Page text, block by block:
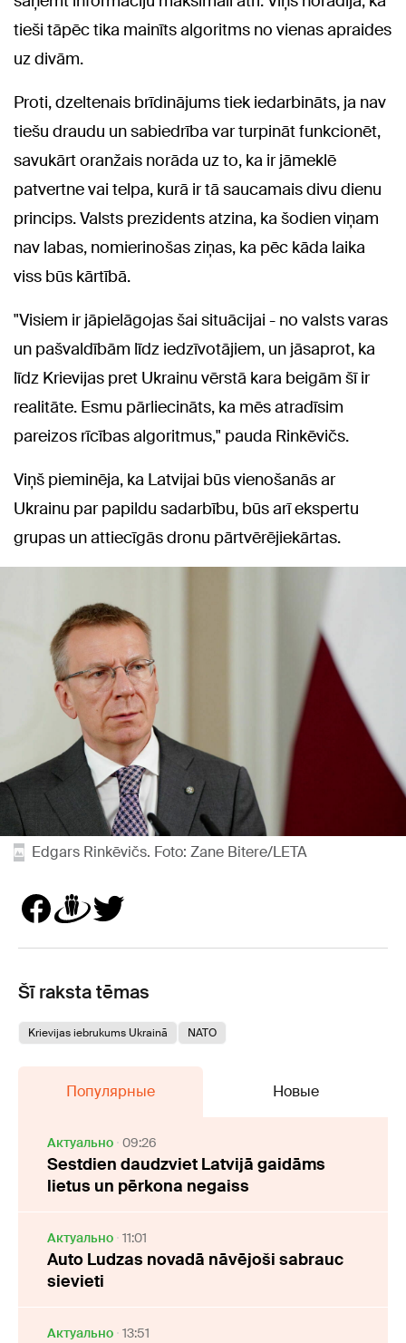
tieši tāpēc tika mainīts algoritms no vienas apraides
uz divām.
Proti, dzeltenais brīdinājums tiek iedarbināts, ja nav
tiešu draudu un sabiedrība var turpināt funkcionēt,
savukārt oranžais norāda uz to, ka ir jāmeklē
patvertne vai telpa, kurā ir tā saucamais divu dienu
princips. Valsts prezidents atzina, ka šodien viņam
nav labas, nomierinošas ziņas, ka pēc kāda laika
viss būs kārtībā.
"Visiem ir jāpielāgojas šai situācijai - no valsts varas
un pašvaldībām līdz iedzīvotājiem, un jāsaprot, ka
līdz Krievijas pret Ukrainu vērstā kara beigām šī ir
realitāte. Esmu pārliecināts, ka mēs atradīsim
pareizos rīcības algoritmus," pauda Rinkēvičs.
Viņš pieminēja, ka Latvijai būs vienošanās ar
Ukrainu par papildu sadarbību, būs arī ekspertu
grupas un attiecīgās dronu pārtvērējiekārtas.
Edgars Rinkēvičs. Foto: Zane Bitere/LETA
Šī raksta tēmas
Krievijas iebrukums Ukrainā NATO
Популярные Новые
Актуально 09:26
Sestdien daudzviet Latvijā gaidāms
lietus un pērkona negaiss
Актуально 11:01
Auto Ludzas novadā nāvējoši sabrauc
sievieti
Актуально 13:51